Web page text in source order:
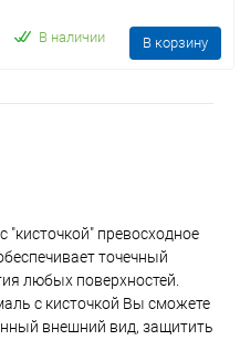
В наличии В корзину
"кисточкой" превосходное
точечный
любых поверхностей.
с кисточкой Вы сможете
внешний вид, защитить